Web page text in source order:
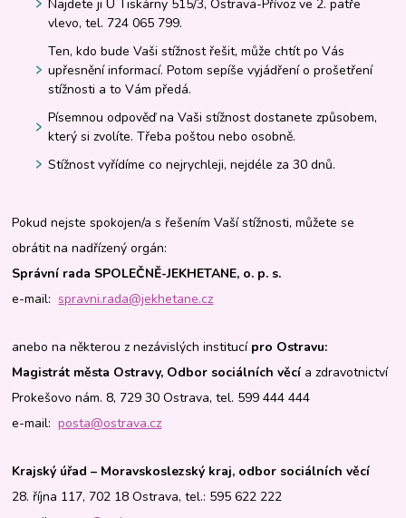
Najdete ji U Tiskárny 515/3, Ostrava-Přívoz ve 2. patře
vlevo, tel. 724 065 799.
Ten, kdo bude Vaši stížnost řešit, může chtít po Vás
upřesnění informací. Potom sepíše vyjádření o prošetření
stížnosti a to Vám předá.
Písemnou odpověď na Vaši stížnost dostanete způsobem,
který si zvolíte. Třeba poštou nebo osobně.
Stížnost vyřídíme co nejrychleji, nejdéle za 30 dnů.
Pokud nejste spokojen/a s řešením Vaší stížnosti, můžete se
obrátit na nadřízený orgán:
Správní rada SPOLEČNĚ-JEKHETANE, o. p. s.
e-mail:spravni.rada@jekhetane.cz
anebo na některou z nezávislých institucí pro Ostravu:
Magistrát města Ostravy, Odbor sociálních věcí a zdravotnictví
Prokešovo nám. 8, 729 30 Ostrava, tel. 599 444 444
e-mail:posta@ostrava.cz
Krajský úřad – Moravskoslezský kraj, odbor sociálních věcí
28. října 117, 702 18 Ostrava, tel.: 595 622 222